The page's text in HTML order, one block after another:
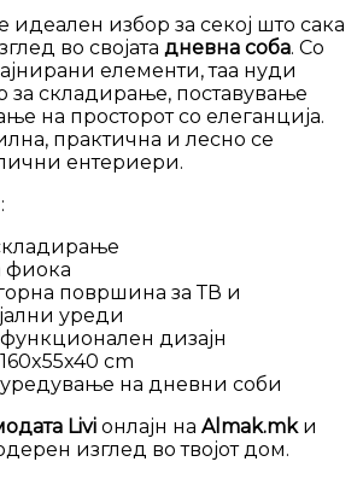
идеален избор за секој што сака
во својата дневна соба. Со
елементи, таа нуди
за складирање, поставување
на просторот со елеганција.
практична и лесно се
ентериери.
фиока
површина за ТВ и
уреди
дизајн
cm
на дневни соби
Livi онлајн на Almak.mkи
изглед во твојот дом.